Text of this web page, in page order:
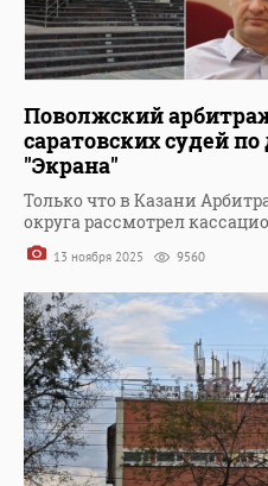
Поволжский
саратовских судей по
"Экрана"
Только что в Казани
округа рассмотрел
13 ноября 2025 9560